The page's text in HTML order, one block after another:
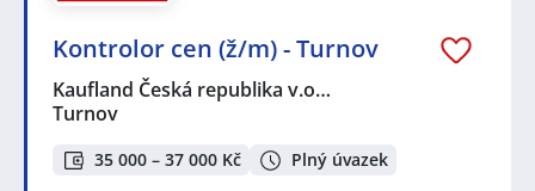
Kontrolor cen (ž/m) - Turnov
Kaufland Česká republika v.o…
Turnov
35 000 – 37 000 Kč Plný úvazek